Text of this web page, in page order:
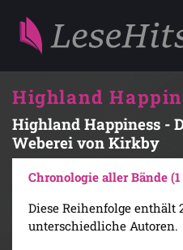
Highland
Highland Happiness -
Weberei von Kirkby
Chronologie aller Bände (1
Diese Reihenfolge enthält
unterschiedliche Autoren.